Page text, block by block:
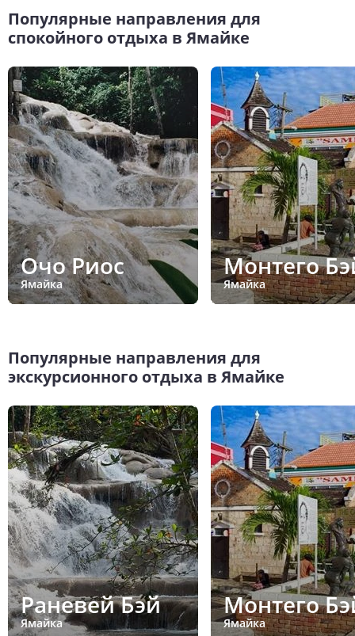
Популярные направления для
спокойного отдыха в Ямайке
Очо Риос
Ямайка
Монтего
Ямайка
Популярные направления для
экскурсионного отдыха в Ямайке
Раневей Бэй
Ямайка
Монтего
Ямайка